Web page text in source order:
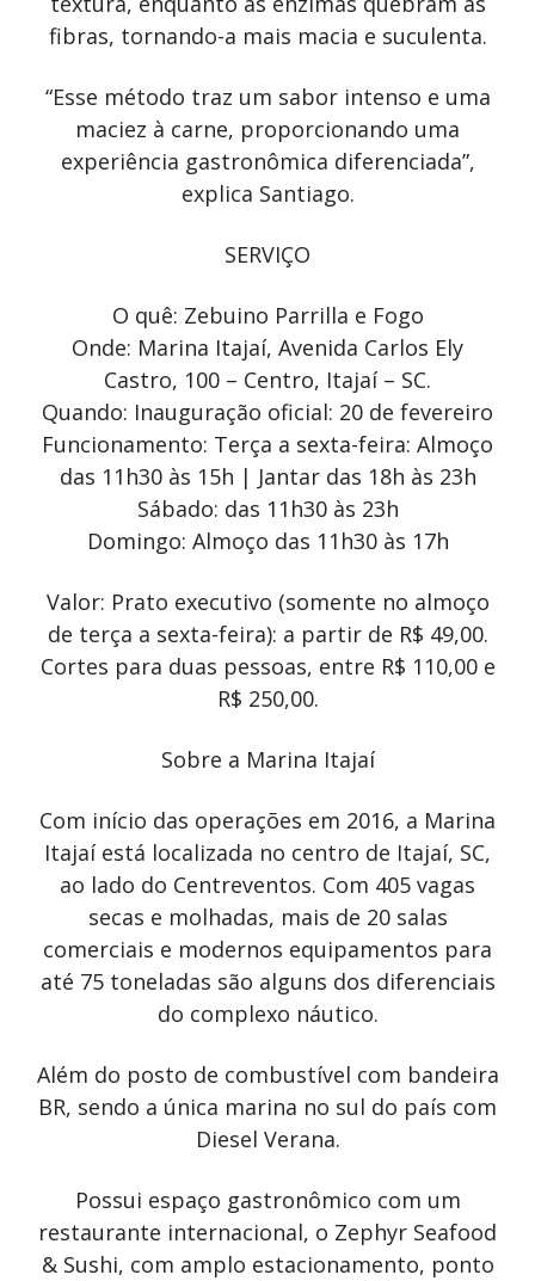
fibras, tornando-a mais macia e suculenta.
“Esse método traz um sabor intenso e uma
maciez à carne, proporcionando uma
experiência gastronômica diferenciada”,
explica Santiago.
SERVIÇO
O quê: Zebuino Parrilla e Fogo
Onde: Marina Itajaí, Avenida Carlos Ely
Castro, 100 – Centro, Itajaí – SC.
Quando: Inauguração oficial: 20 de fevereiro
Funcionamento: Terça a sexta-feira: Almoço
das 11h30 às 15h | Jantar das 18h às 23h
Sábado: das 11h30 às 23h
Domingo: Almoço das 11h30 às 17h
Valor: Prato executivo (somente no almoço
de terça a sexta-feira): a partir de R$ 49,00.
Cortes para duas pessoas, entre R$ 110,00 e
R$ 250,00.
Sobre a Marina Itajaí
Com início das operações em 2016, a Marina
Itajaí está localizada no centro de Itajaí, SC,
ao lado do Centreventos. Com 405 vagas
secas e molhadas, mais de 20 salas
comerciais e modernos equipamentos para
até 75 toneladas são alguns dos diferenciais
do complexo náutico.
Além do posto de combustível com bandeira
BR, sendo a única marina no sul do país com
Diesel Verana.
Possui espaço gastronômico com um
restaurante internacional, o Zephyr Seafood
& Sushi, com amplo estacionamento, ponto